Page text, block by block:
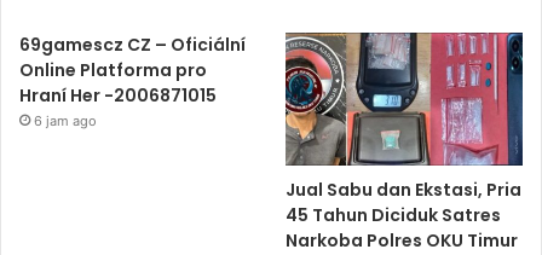
69gamescz CZ – Oficiální
Online Platforma pro
Hraní Her -2006871015
6 jam ago
Jual Sabu dan Ekstasi, Pria
45 Tahun Diciduk Satres
Narkoba Polres OKU Timur